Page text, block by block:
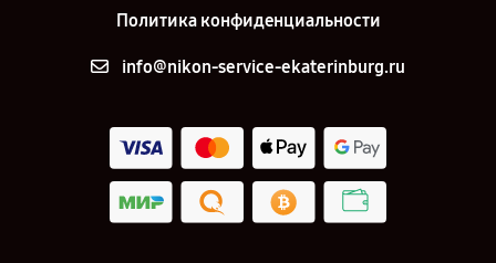
Политика конфиденциальности
info@nikon-service-ekaterinburg.ru